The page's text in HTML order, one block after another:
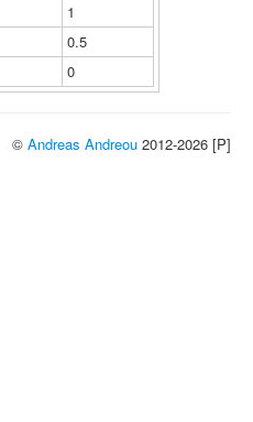
1
0.5
0
© Andreas Andreou 2012-2026 [P]